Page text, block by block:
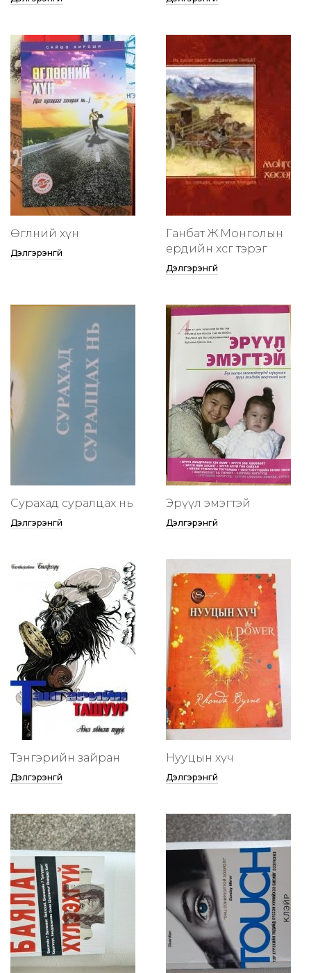
Өглөөний хүн
Дэлгэрэнгүй
Ганбат Ж.Монголын
ердийн хөсөг тэрэг
Дэлгэрэнгүй
Сурахад суралцах нь
Дэлгэрэнгүй
Эрүүл эмэгтэй
Дэлгэрэнгүй
Тэнгэрийн зайран
Дэлгэрэнгүй
Нууцын хүч
Дэлгэрэнгүй